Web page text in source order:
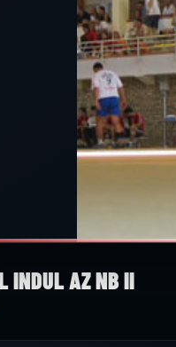
INDUL AZ NB II